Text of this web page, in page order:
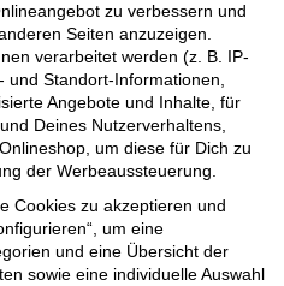
zu verbessern und
Seiten anzuzeigen.
verarbeitet werden (z. B. IP-
und Standort-Informationen,
Angebote und Inhalte, für
Deines Nutzerverhaltens,
um diese für Dich zu
der Werbeaussteuerung.
Cookies zu akzeptieren und
um eine
und eine Übersicht der
sowie eine individuelle Auswahl